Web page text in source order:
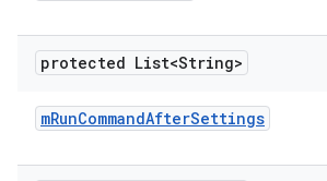
protected List<String>
mRunCommandAfterSettings